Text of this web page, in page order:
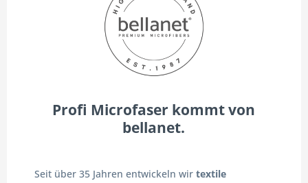
Seit über 35 Jahren entwickeln wir textile
Profi Microfaser kommt von
bellanet.